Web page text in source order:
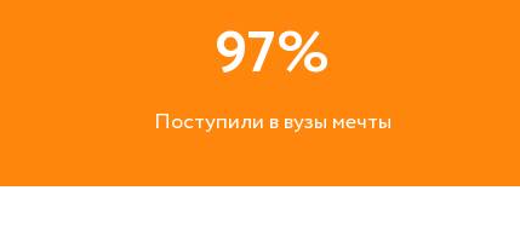
97%
Поступили в вузы мечты